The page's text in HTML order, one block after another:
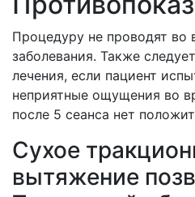
Процедуру не проводят во
заболевания. Также
лечения, если пациент
неприятные ощущения во
после 5 сеанса нет
Сухое
вытяжение